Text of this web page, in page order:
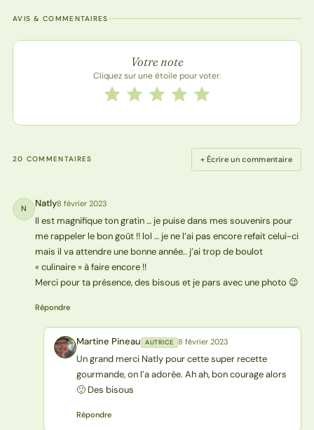
AVIS & COMMENTAIRES
Note de la recette
Votre note
Cliquez sur une étoile pour voter.
Notez cette recette de 1 à 5 étoiles
5 étoiles
4 étoiles
3 étoiles
2 étoiles
1 étoile
20 COMMENTAIRES + Écrire un commentaire
N Natly8 février 2023
Il est magnifique ton gratin … je puise dans mes souvenirs pour
me rappeler le bon goût !! lol … je ne l’ai pas encore refait celui-ci
mais il va attendre une bonne année.. j’ai trop de boulot
« culinaire » à faire encore !!
Merci pour ta présence, des bisous et je pars avec une photo 😉
Répondre
MP Martine Pineau AUTRICE 8 février 2023
Un grand merci Natly pour cette super recette
gourmande, on l’a adorée. Ah ah, bon courage alors
🙂 Des bisous
Répondre